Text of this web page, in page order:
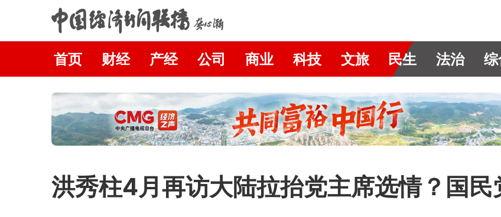
首页 财经 产经 公司 商业 科技 文旅 民生 法治
洪秀柱4月再访大陆拉抬党主席选情？国民